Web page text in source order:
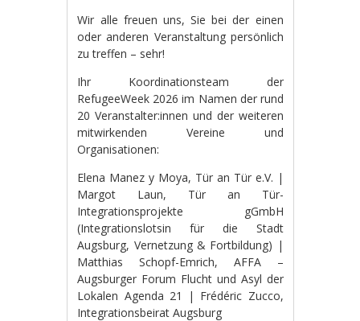
Wir alle freuen uns, Sie bei der einen
oder anderen Veranstaltung persönlich
zu treffen – sehr!
Ihr Koordinationsteam der
RefugeeWeek 2026 im Namen der rund
20 Veranstalter:innen und der weiteren
mitwirkenden Vereine und
Organisationen:
Elena Manez y Moya, Tür an Tür e.V. |
Margot Laun, Tür an Tür-
Integrationsprojekte gGmbH
(Integrationslotsin für die Stadt
Augsburg, Vernetzung & Fortbildung) |
Matthias Schopf-Emrich, AFFA –
Augsburger Forum Flucht und Asyl der
Lokalen Agenda 21 | Frédéric Zucco,
Integrationsbeirat Augsburg